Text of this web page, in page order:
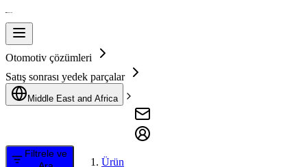
Otomotiv çözümleri
Satış sonrası yedek parçalar
Middle East and Africa
Filtrele ve
Ürün